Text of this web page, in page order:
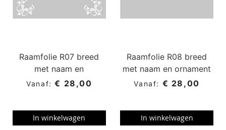
Raamfolie R07 breed
met naam en
ornamenten
€ 28,00
In winkelwagen
Raamfolie R08 breed
met naam en ornament
€ 28,00
In winkelwagen